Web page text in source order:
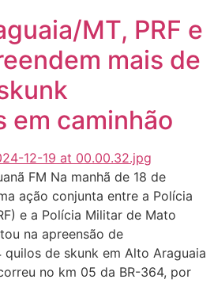
MT, PRF e
mais de
em caminhão
FM Na manhã de 18 de
ação conjunta entre a Polícia
e a Polícia Militar de Mato
na apreensão de
de skunk em Alto Araguaia
no km 05 da BR-364, por